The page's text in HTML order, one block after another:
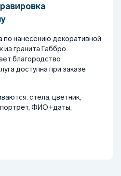
по нанесению декоративной
из гранита Габбро.
благородство
доступна при заказе
стела, цветник,
портрет, ФИО+даты,